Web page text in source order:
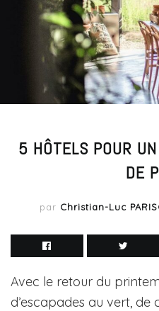
5 HÔTELS POUR
DE
par Christian-Luc
Avec le retour du
d’escapades au vert, de